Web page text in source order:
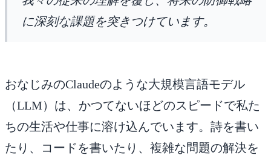
に深刻な課題を突きつけています。
おなじみのClaudeのような大規模言語モデル
（LLM）は、かつてないほどのスピードで私た
ちの生活や仕事に溶け込んでいます。詩を書い
たり、コードを書いたり、複雑な問題の解決を